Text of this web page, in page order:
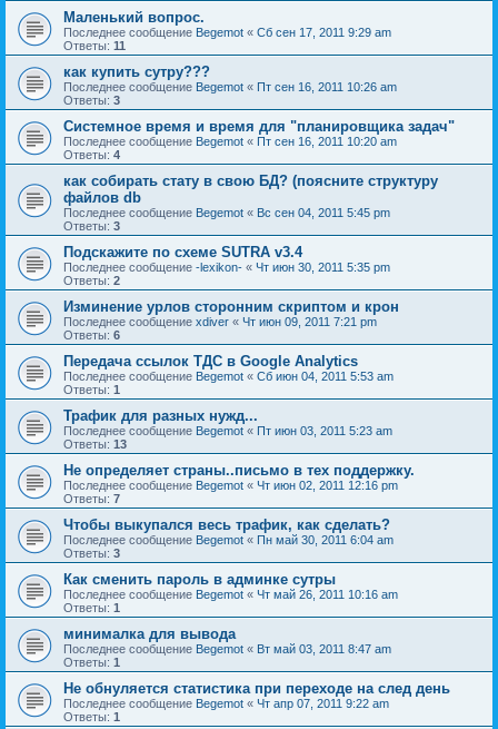
Маленький вопрос.
Последнее сообщение Begemot « Сб сен 17, 2011 9:29 am
Ответы: 11
как купить сутру???
Последнее сообщение Begemot « Пт сен 16, 2011 10:26 am
Ответы: 3
Системное время и время для "планировщика задач"
Последнее сообщение Begemot « Пт сен 16, 2011 10:20 am
Ответы: 4
как собирать стату в свою БД? (поясните структуру
файлов db
Последнее сообщение Begemot « Вс сен 04, 2011 5:45 pm
Ответы: 3
Подскажите по схеме SUTRA v3.4
Последнее сообщение -lexikon- « Чт июн 30, 2011 5:35 pm
Ответы: 2
Изминение урлов сторонним скриптом и крон
Последнее сообщение xdiver « Чт июн 09, 2011 7:21 pm
Ответы: 6
Передача ссылок ТДС в Google Analytics
Последнее сообщение Begemot « Сб июн 04, 2011 5:53 am
Ответы: 1
Трафик для разных нужд...
Последнее сообщение Begemot « Пт июн 03, 2011 5:23 am
Ответы: 13
Не определяет страны..письмо в тех поддержку.
Последнее сообщение Begemot « Чт июн 02, 2011 12:16 pm
Ответы: 7
Чтобы выкупался весь трафик, как сделать?
Последнее сообщение Begemot « Пн май 30, 2011 6:04 am
Ответы: 3
Как сменить пароль в админке сутры
Последнее сообщение Begemot « Чт май 26, 2011 10:16 am
Ответы: 1
минималка для вывода
Последнее сообщение Begemot « Вт май 03, 2011 8:47 am
Ответы: 1
Не обнуляется статистика при переходе на след день
Последнее сообщение Begemot « Чт апр 07, 2011 9:22 am
Ответы: 1